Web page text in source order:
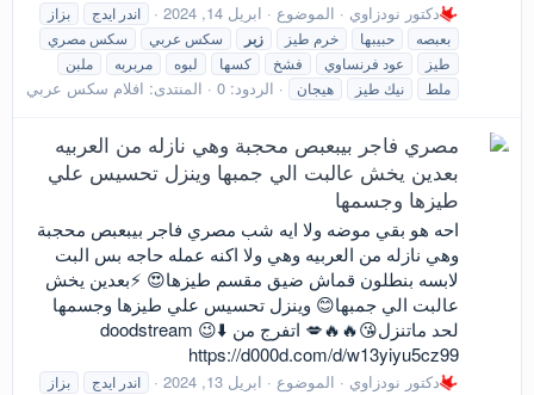
دكتور نودزاوي الموضوع ابريل 14, 2024 اندر ايدج
بزاز
بعبصه
حبيبها خرم طيز زبر سكس عربي
سكس مصري
طيز
عود فرنساوي فشخ كسها لبوه مربربه
ملبن
ملط
نيك طيز هيجان الردود: 0 المنتدى: افلام سكس عربي
مصري فاجر بيبعبص محجبة وهي نازله من العربيه
بعدين يخش عالبت الي جمبها وينزل تحسيس علي
طيزها وجسمها
احه هو بقي موضه ولا ايه شب مصري فاجر بيبعبص محجبة
وهي نازله من العربيه وهي ولا اكنه عمله حاجه بس البت
لابسه بنطلون قماش ضيق مقسم طيزها😍 ⚡️بعدين يخش
عالبت الي جمبها😊 وينزل تحسيس علي طيزها وجسمها
لحد ماتنزل😘🔥🔥💋 اتفرج من doodstream 😉⬇️
https://d000d.com/d/w13yiyu5cz99
دكتور نودزاوي الموضوع ابريل 13, 2024 اندر ايدج
بزاز